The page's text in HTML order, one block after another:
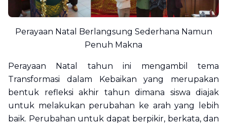
Perayaan Natal Berlangsung Sederhana Namun
Penuh Makna
Perayaan Natal tahun ini mengambil tema
Transformasi dalam Kebaikan yang merupakan
bentuk refleksi akhir tahun dimana siswa diajak
untuk melakukan perubahan ke arah yang lebih
baik. Perubahan untuk dapat berpikir, berkata, dan